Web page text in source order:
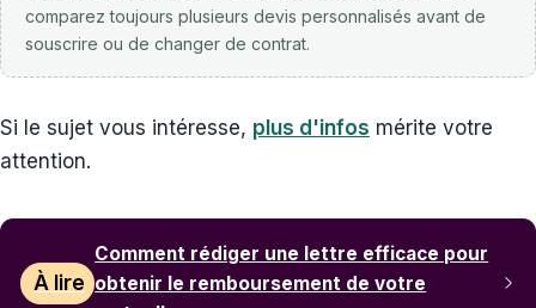
comparez toujours plusieurs devis personnalisés avant de
souscrire ou de changer de contrat.
Si le sujet vous intéresse, plus d'infos mérite votre
attention.
À lire
Comment rédiger une lettre efficace pour
obtenir le remboursement de votre